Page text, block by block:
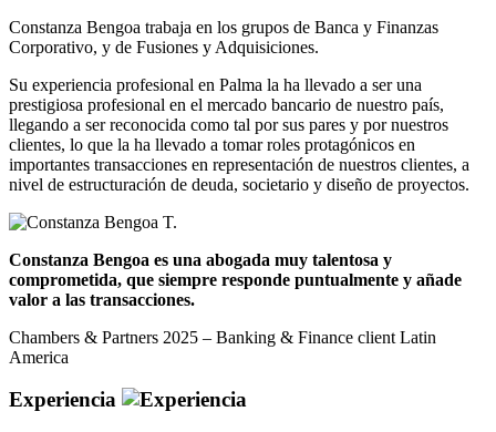
Constanza Bengoa trabaja en los grupos de Banca y Finanzas
Corporativo, y de Fusiones y Adquisiciones.
Su experiencia profesional en Palma la ha llevado a ser una
prestigiosa profesional en el mercado bancario de nuestro país,
llegando a ser reconocida como tal por sus pares y por nuestros
clientes, lo que la ha llevado a tomar roles protagónicos en
importantes transacciones en representación de nuestros clientes, a
nivel de estructuración de deuda, societario y diseño de proyectos.
Constanza Bengoa es una abogada muy talentosa y
comprometida, que siempre responde puntualmente y añade
valor a las transacciones.
Chambers & Partners 2025 – Banking & Finance client Latin
America
Experiencia